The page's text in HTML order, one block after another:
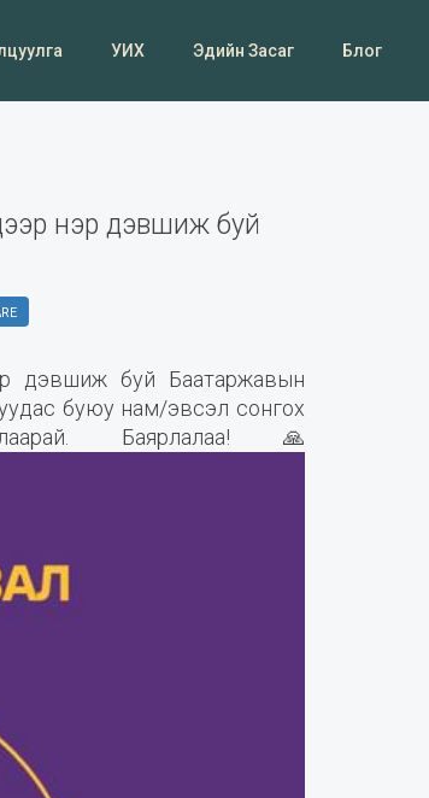
УИХ Эдийн Засаг Блог
нэр дэвшиж буй
дэвшиж буй Баатаржавын
буюу нам/эвсэл сонгох
Баярлалаа! 🙏